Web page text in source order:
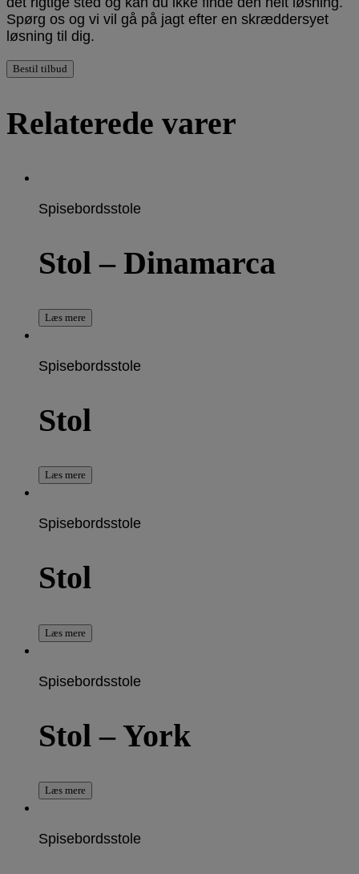
Spørg os og vi vil gå på jagt efter en skræddersyet
løsning til dig.
Bestil tilbud
Relaterede varer
Spisebordsstole
Stol – Dinamarca
Læs mere
Spisebordsstole
Stol
Læs mere
Spisebordsstole
Stol
Læs mere
Spisebordsstole
Stol – York
Læs mere
Spisebordsstole